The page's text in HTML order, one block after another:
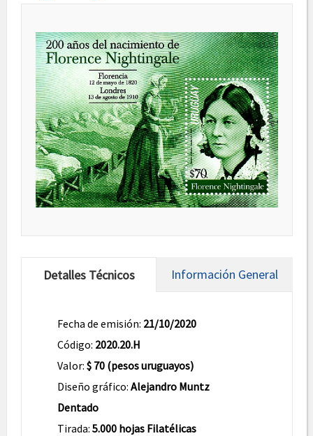
Detalles Técnicos Información General
Fecha de emisión: 21/10/2020
Código: 2020.20.H
Valor: $ 70 (pesos uruguayos)
Diseño gráfico: Alejandro Muntz
Dentado
Tirada: 5.000 hojas Filatélicas